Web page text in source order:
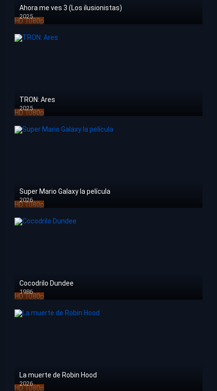
Ahora me ves 3 (Los ilusionistas)
2025
HD 1080p
TRON: Ares
2025
HD 1080p
Super Mario Galaxy la película
2026
HD 1080p
Cocodrilo Dundee
1986
HD 1080p
La muerte de Robin Hood
2026
HD 1080p